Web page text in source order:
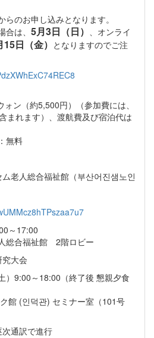
のお申し込みとなります。
は、 5月3日（日）
、オンライ
15日（金） となりますのでご注
ォン（約5,500円）（参加費には、
まれます）、渡航費及び宿泊代は
無料
ム老人総合福祉館（부산어진샘노인
～17:00
総合福祉館 2階ロビー
究大会
）9:00～18:00（終了後 懇親夕食
館 (인덕관) セミナー室（101号
次通訳で進行